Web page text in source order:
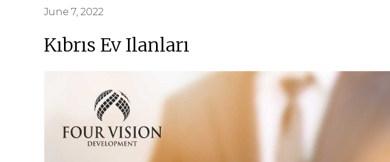
June 7, 2022
Kıbrıs Ev Ilanları